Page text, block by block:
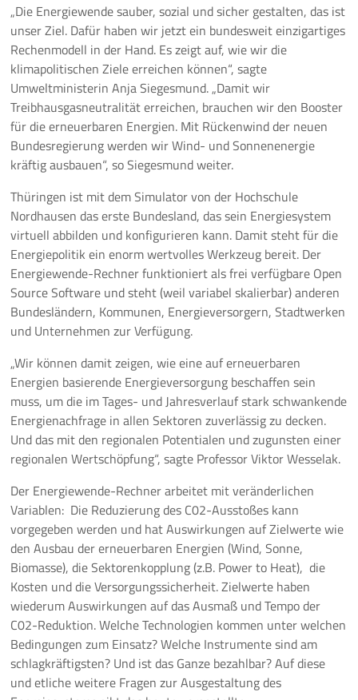
„Die Energiewende sauber, sozial und sicher gestalten, das ist
unser Ziel. Dafür haben wir jetzt ein bundesweit einzigartiges
Rechenmodell in der Hand. Es zeigt auf, wie wir die
klimapolitischen Ziele erreichen können“, sagte
Umweltministerin Anja Siegesmund. „Damit wir
Treibhausgasneutralität erreichen, brauchen wir den Booster
für die erneuerbaren Energien. Mit Rückenwind der neuen
Bundesregierung werden wir Wind- und Sonnenenergie
kräftig ausbauen“, so Siegesmund weiter.
Thüringen ist mit dem Simulator von der Hochschule
Nordhausen das erste Bundesland, das sein Energiesystem
virtuell abbilden und konfigurieren kann. Damit steht für die
Energiepolitik ein enorm wertvolles Werkzeug bereit. Der
Energiewende-Rechner funktioniert als frei verfügbare Open
Source Software und steht (weil variabel skalierbar) anderen
Bundesländern, Kommunen, Energieversorgern, Stadtwerken
und Unternehmen zur Verfügung.
„Wir können damit zeigen, wie eine auf erneuerbaren
Energien basierende Energieversorgung beschaffen sein
muss, um die im Tages- und Jahresverlauf stark schwankende
Energienachfrage in allen Sektoren zuverlässig zu decken.
Und das mit den regionalen Potentialen und zugunsten einer
regionalen Wertschöpfung“, sagte Professor Viktor Wesselak.
Der Energiewende-Rechner arbeitet mit veränderlichen
Variablen: Die Reduzierung des C02-Ausstoßes kann
vorgegeben werden und hat Auswirkungen auf Zielwerte wie
den Ausbau der erneuerbaren Energien (Wind, Sonne,
Biomasse), die Sektorenkopplung (z.B. Power to Heat), die
Kosten und die Versorgungssicherheit. Zielwerte haben
wiederum Auswirkungen auf das Ausmaß und Tempo der
C02-Reduktion. Welche Technologien kommen unter welchen
Bedingungen zum Einsatz? Welche Instrumente sind am
schlagkräftigsten? Und ist das Ganze bezahlbar? Auf diese
und etliche weitere Fragen zur Ausgestaltung des